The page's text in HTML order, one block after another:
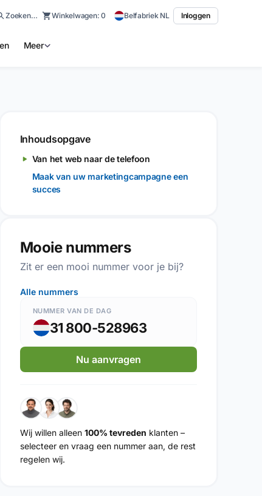
Zoeken… Winkelwagen:0 Belfabriek NL Inloggen
Meer
Inhoudsopgave
Van het web naar de telefoon
Maak van uw marketingcampagne een
succes
Mooie nummers
Zit er een mooi nummer voor je bij?
Alle nummers
NUMMER VAN DE DAG
31 800-528963
Nu aanvragen
Wij willen alleen 100% tevreden klanten –
selecteer en vraag een nummer aan, de rest
regelen wij.